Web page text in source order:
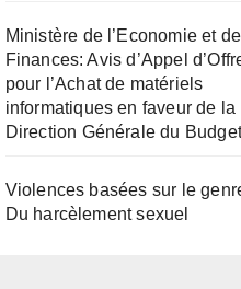
Ministère de l’Economie et
Finances: Avis d’Appel
pour l’Achat de matériels
informatiques en faveur de la
Direction Générale du
Violences basées sur le
Du harcèlement sexuel